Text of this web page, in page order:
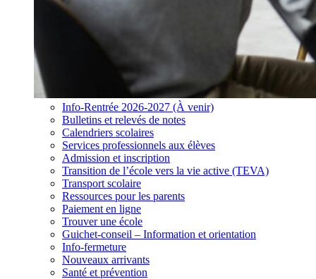
Info-Rentrée 2026-2027 (À venir)
Bulletins et relevés de notes
Calendriers scolaires
Services professionnels aux élèves
Admission et inscription
Transition de l’école vers la vie active (TEVA)
Transport scolaire
Ressources pour les parents
Paiement en ligne
Trouver une école
Guichet-conseil – Information et orientation
Info-fermeture
Nouveaux arrivants
Santé et prévention